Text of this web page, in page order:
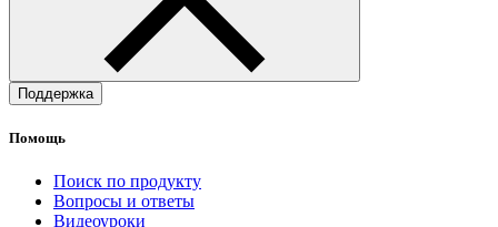
Поддержка
Помощь
Поиск по продукту
Вопросы и ответы
Видеоуроки